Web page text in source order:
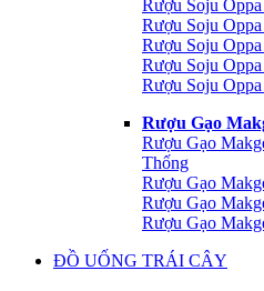
Rượu Soju
Rượu Soju
Rượu Soju
Rượu Soju
Rượu Soju
Rượu Gạo
Rượu Gạo
Thống
Rượu Gạo
Rượu Gạo
Rượu Gạo
ĐỒ UỐNG TRÁI CÂY